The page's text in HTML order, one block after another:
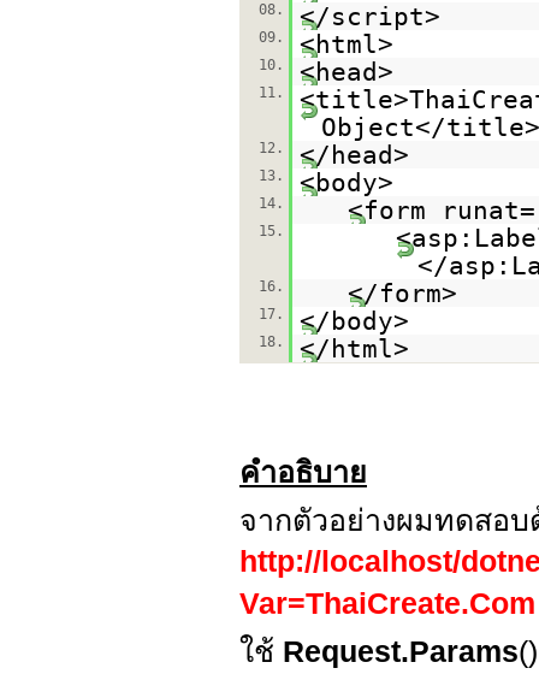
08.
</script>
09. <html>
10. <head>
11.
Object</title>
12. </head>
13. <body>
14. <form runat=
15.
</
16. </form>
17. </body>
18. </html>
คำอธิบาย
จากตัวอย่างผมทดสอบ
http://localhost/
Var=ThaiCreate.Com
ใช้ Request.Params